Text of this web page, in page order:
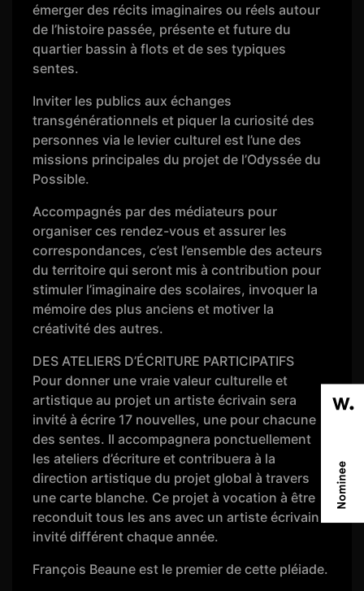
émerger des récits imaginaires ou réels autour
de l’histoire passée, présente et future du
quartier bassin à flots et de ses typiques
sentes.
Inviter les publics aux échanges
transgénérationnels et piquer la curiosité des
personnes via le levier culturel est l’une des
missions principales du projet de l’Odyssée du
Possible.
Accompagnés par des médiateurs pour
organiser ces rendez-vous et assurer les
correspondances, c’est l’ensemble des acteurs
du territoire qui seront mis à contribution pour
stimuler l’imaginaire des scolaires, invoquer la
mémoire des plus anciens et motiver la
créativité des autres.
DES ATELIERS D’ÉCRITURE PARTICIPATIFS
Pour donner une vraie valeur culturelle et
artistique au projet un artiste écrivain sera
invité à écrire 17 nouvelles, une pour chacune
des sentes. Il accompagnera ponctuellement
les ateliers d’écriture et contribuera à la
direction artistique du projet global à travers
une carte blanche. Ce projet à vocation à être
reconduit tous les ans avec un artiste écrivain
invité différent chaque année.
François Beaune est le premier de cette pléiade.